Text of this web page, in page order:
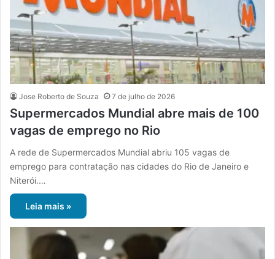
Jose Roberto de Souza 7 de julho de 2026
Supermercados Mundial abre mais de 100
vagas de emprego no Rio
A rede de Supermercados Mundial abriu 105 vagas de
emprego para contratação nas cidades do Rio de Janeiro e
Niterói.…
Leia mais »